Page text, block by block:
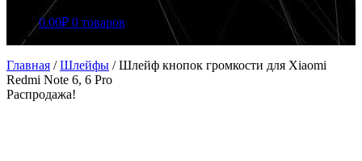
0.00₽ 0 товаров
Главная /Шлейфы /Шлейф кнопок громкости для Xiaomi
Redmi Note 6, 6 Pro
Распродажа!